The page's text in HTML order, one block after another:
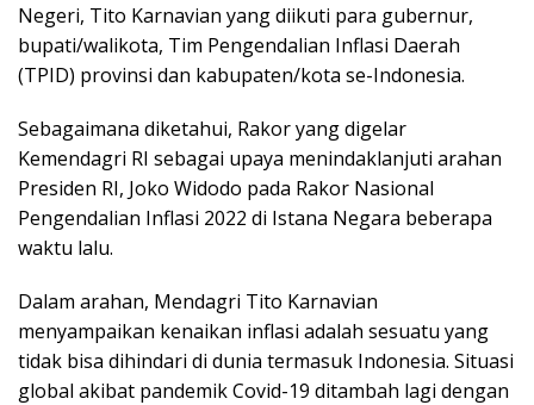
Negeri, Tito Karnavian yang diikuti para gubernur,
bupati/walikota, Tim Pengendalian Inflasi Daerah
(TPID) provinsi dan kabupaten/kota se-Indonesia.
Sebagaimana diketahui, Rakor yang digelar
Kemendagri RI sebagai upaya menindaklanjuti arahan
Presiden RI, Joko Widodo pada Rakor Nasional
Pengendalian Inflasi 2022 di Istana Negara beberapa
waktu lalu.
Dalam arahan, Mendagri Tito Karnavian
menyampaikan kenaikan inflasi adalah sesuatu yang
tidak bisa dihindari di dunia termasuk Indonesia. Situasi
global akibat pandemik Covid-19 ditambah lagi dengan